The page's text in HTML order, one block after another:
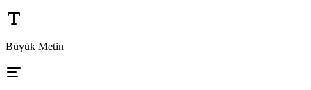
Büyük Metin